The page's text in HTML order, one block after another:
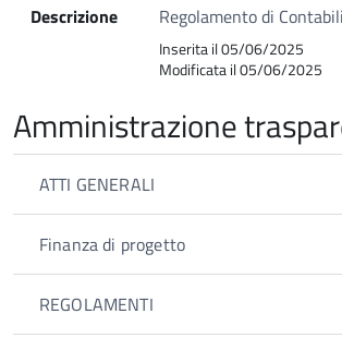
Descrizione Regolamento di
Inserita il 05/06/2025
Modificata il 05/06/2025
Amministrazione
ATTI GENERALI
Finanza di progetto
REGOLAMENTI